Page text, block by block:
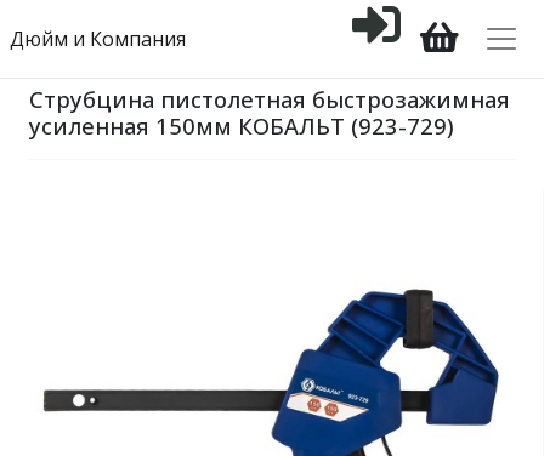
Дюйм и Компания
Струбцина пистолетная быстрозажимная
усиленная 150мм КОБАЛЬТ (923-729)